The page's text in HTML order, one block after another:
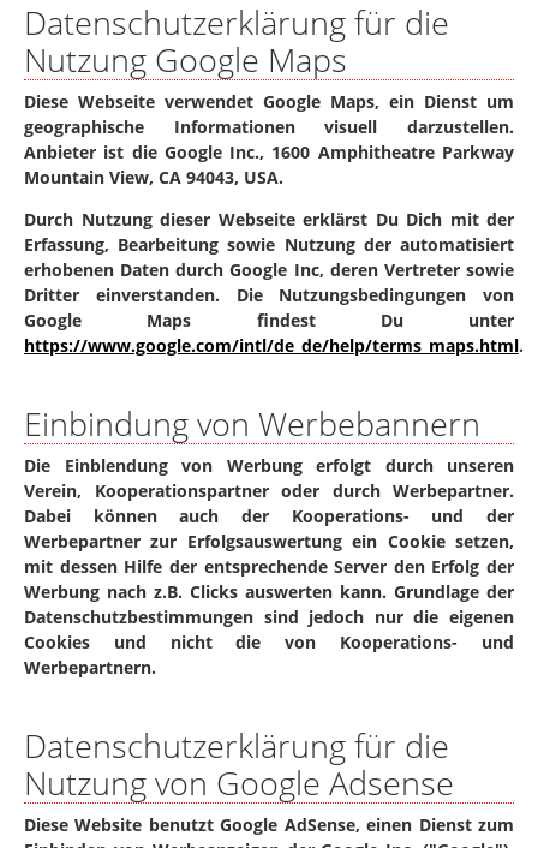
Datenschutzerklärung für die
Nutzung Google Maps
Diese Webseite verwendet Google Maps, ein Dienst um
geographische Informationen visuell darzustellen.
Anbieter ist die Google Inc., 1600 Amphitheatre Parkway
Mountain View, CA 94043, USA.
Durch Nutzung dieser Webseite erklärst Du Dich mit der
Erfassung, Bearbeitung sowie Nutzung der automatisiert
erhobenen Daten durch Google Inc, deren Vertreter sowie
Dritter einverstanden. Die Nutzungsbedingungen von
Google Maps findest Du unter
https://www.google.com/intl/de_de/help/terms_maps.html.
Einbindung von Werbebannern
Die Einblendung von Werbung erfolgt durch unseren
Verein, Kooperationspartner oder durch Werbepartner.
Dabei können auch der Kooperations- und der
Werbepartner zur Erfolgsauswertung ein Cookie setzen,
mit dessen Hilfe der entsprechende Server den Erfolg der
Werbung nach z.B. Clicks auswerten kann. Grundlage der
Datenschutzbestimmungen sind jedoch nur die eigenen
Cookies und nicht die von Kooperations- und
Werbepartnern.
Datenschutzerklärung für die
Nutzung von Google Adsense
Diese Website benutzt Google AdSense, einen Dienst zum